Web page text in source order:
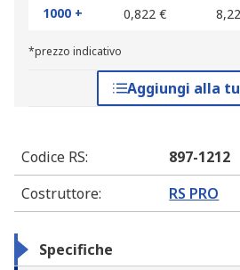
1000 +
0,822 €
*prezzo indicativo
Aggiungi alla
Codice RS:
897-1212
Costruttore: RS PRO
Specifiche